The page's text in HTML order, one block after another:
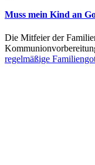
Muss mein Kind an
Die Mitfeier der
regelmäßige